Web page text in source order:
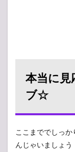
本当に見
ブ☆
ここまででしっ
んじゃいましょう